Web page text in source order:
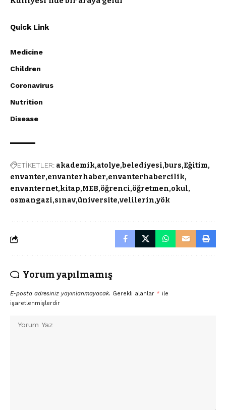
Quick Link
Medicine
Children
Coronavirus
Nutrition
Disease
ETİKETLER: akademik atolye belediyesi burs Eğitim
envanter envanterhaber envanterhabercilik
envanternet kitap MEB öğrenci öğretmen okul
osmangazi sınav üniversite velilerin yök
Yorum yapılmamış
E-posta adresiniz yayınlanmayacak. Gerekli alanlar * ile
işaretlenmişlerdir